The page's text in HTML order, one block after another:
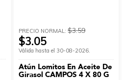
PRECIO NORMAL:$3.59
$3.05
Válida hasta el 30-08-2026.
Atún Lomitos En Aceite De
Girasol CAMPOS 4 X 80 G